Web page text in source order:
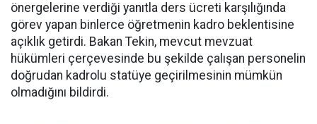
önergelerine verdiği yanıtla ders ücreti karşılığında
görev yapan binlerce öğretmenin kadro beklentisine
açıklık getirdi. Bakan Tekin, mevcut mevzuat
hükümleri çerçevesinde bu şekilde çalışan personelin
doğrudan kadrolu statüye geçirilmesinin mümkün
olmadığını bildirdi.